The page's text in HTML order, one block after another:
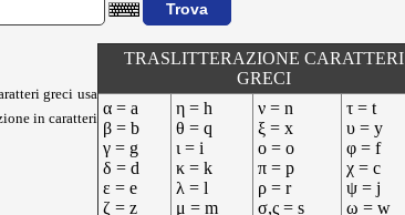
greci usa
in caratteri
TRASLITTERAZIONE CARATTERI
GRECI
α = a
β = b
γ = g
δ = d
ε = e
ζ = z
η = h
θ = q
ι = i
κ = k
λ = l
μ = m
ν = n
ξ = x
ο = o
π = p
ρ = r
σ,ς = s
τ = t
υ = y
φ = f
χ = c
ψ = j
ω = w